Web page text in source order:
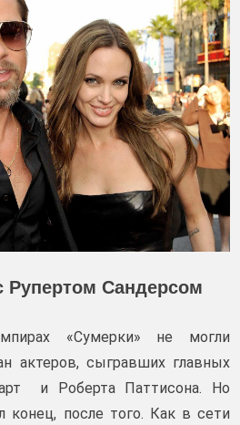
Рупертом Сандерсом
«Сумерки» не могли
актеров, сыгравших главных
и Роберта Паттисона. Но
конец, после того. Как в сети